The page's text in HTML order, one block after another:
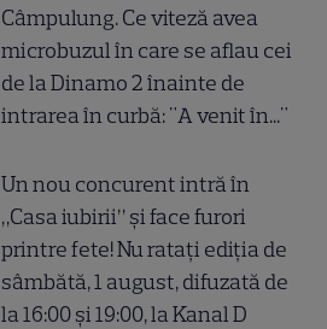
Câmpulung. Ce viteză avea
microbuzul în care se aflau cei
de la Dinamo 2 înainte de
intrarea în curbă: "A venit în..."
Un nou concurent intră în
„Casa iubirii” și face furori
printre fete! Nu ratați ediția de
sâmbătă, 1 august, difuzată de
la 16:00 și 19:00, la Kanal D